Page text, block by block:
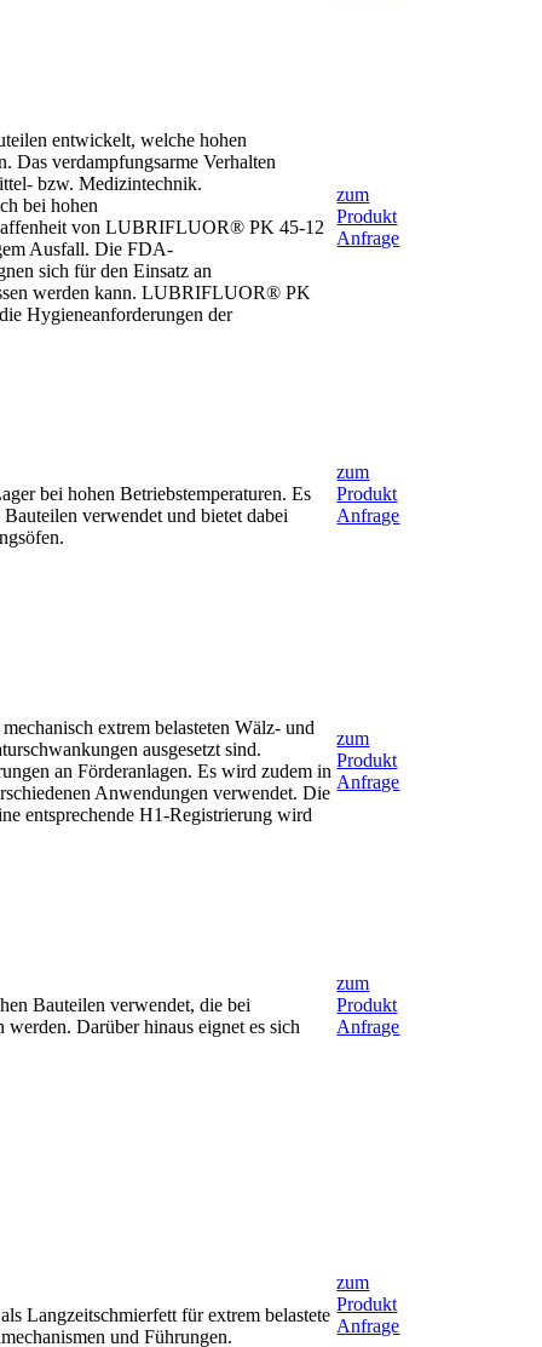
entwickelt, welche hohen
Das verdampfungsarme Verhalten
bzw. Medizintechnik.
bei hohen
von LUBRIFLUOR® PK 45-12
Ausfall. Die FDA-
sich für den Einsatz an
werden kann. LUBRIFLUOR® PK
Hygieneanforderungen der
zum
Produkt
Anfrage
bei hohen Betriebstemperaturen. Es
verwendet und bietet dabei
zum
Produkt
Anfrage
extrem belasteten Wälz- und
ausgesetzt sind.
an Förderanlagen. Es wird zudem in
Anwendungen verwendet. Die
entsprechende H1-Registrierung wird
zum
Produkt
Anfrage
Bauteilen verwendet, die bei
Darüber hinaus eignet es sich
zum
Produkt
Anfrage
Langzeitschmierfett für extrem belastete
und Führungen.
zum
Produkt
Anfrage